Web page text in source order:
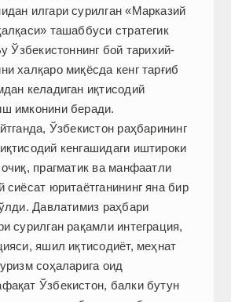
илгари сурилган «Марказий
ташаббуси стратегик
Ўзбекистоннинг бой тарихий-
халқаро миқёсда кенг тарғиб
келадиган иқтисодий
имконини беради.
Ўзбекистон раҳбарининг
кенгашидаги иштироки
прагматик ва манфаатли
сиёсат юритаётганининг яна бир
Давлатимиз раҳбари
сурилган рақамли интеграция,
яшил иқтисодиёт, меҳнат
соҳаларига оид
Ўзбекистон, балки бутун